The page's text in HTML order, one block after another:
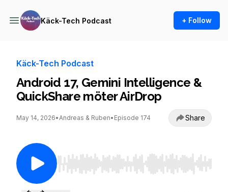
Käck-Tech Podcast + Follow
Käck-Tech Podcast
Android 17, Gemini Intelligence &
QuickShare möter AirDrop
May 14, 2026•Andreas & Ruben• Episode 174 Share
Use Left/Right to seek, Home/End to jump to